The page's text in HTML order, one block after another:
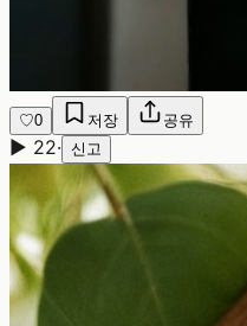
♡0 저장 공유
▶ 22· 신고